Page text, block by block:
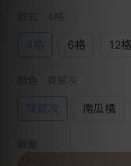
4格 6格 12格
: 質感灰
質感灰 南瓜橘